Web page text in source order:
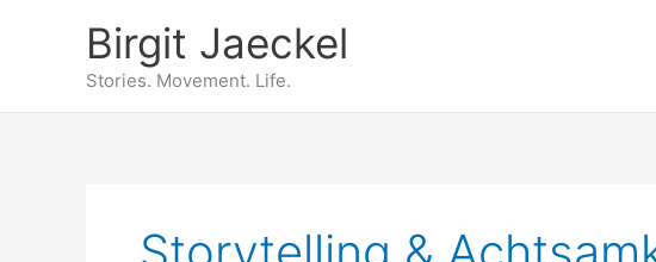
Birgit Jaeckel
Stories. Movement. Life.